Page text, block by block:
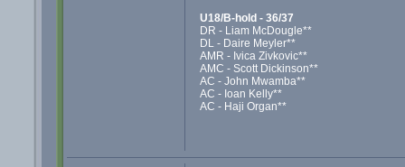
U18/B-hold - 36/37
DR - Liam McDougle**
DL - Daire Meyler**
AMR - Ivica Zivkovic**
AMC - Scott Dickinson**
AC - John Mwamba**
AC - Ioan Kelly**
AC - Haji Organ**